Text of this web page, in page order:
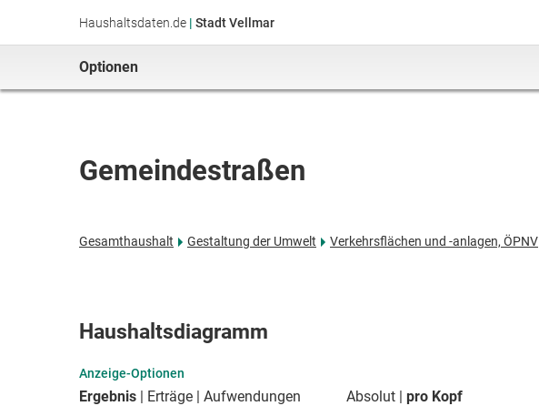
Haushaltsdaten.de | Stadt Vellmar
Optionen
Gemeindestraßen
Gesamthaushalt Gestaltung der Umwelt Verkehrsflächen und -anlagen, ÖPNV
Haushaltsdiagramm
Anzeige-Optionen
Ergebnis Erträge Aufwendungen Absolut pro Kopf